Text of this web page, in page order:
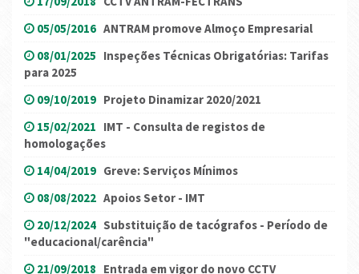
05/05/2016 ANTRAM promove Almoço Empresarial
08/01/2025 Inspeções Técnicas Obrigatórias: Tarifas
para 2025
09/10/2019 Projeto Dinamizar 2020/2021
15/02/2021 IMT - Consulta de registos de
homologações
14/04/2019 Greve: Serviços Mínimos
08/08/2022 Apoios Setor - IMT
20/12/2024 Substituição de tacógrafos - Período de
"educacional/carência"
21/09/2018 Entrada em vigor do novo CCTV